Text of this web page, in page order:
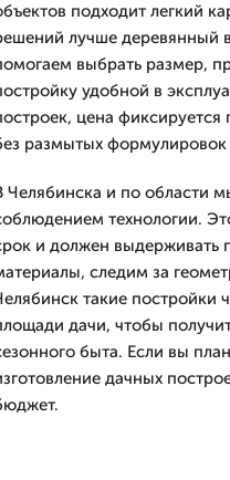
подходит легкий
лучше деревянный
выбрать размер,
удобной в
цена фиксируется
размытых формулировок
Челябинска и по области
технологии.
и должен выдерживать
следим за
такие постройки
дачи, чтобы
быта. Если вы
дачных